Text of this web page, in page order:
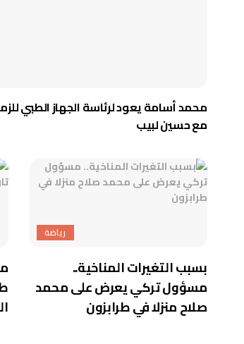
محمد أسامة يعود لرئاسة الجهاز الطبي
مع حسين لبيب
رياضة
بسبب التغيرات المناخية..
مسؤول تركي يعرض على محمد
صلاح منزلا في طرابزون